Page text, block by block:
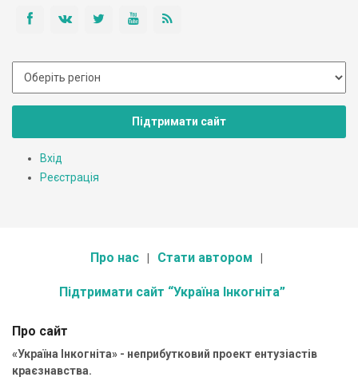
Підтримати сайт
Вхід
Реєстрація
Про нас Стати автором
Підтримати сайт “Україна Інкогніта”
Про сайт
«Україна Інкогніта» - неприбутковий проект ентузіастів
краєзнавства.